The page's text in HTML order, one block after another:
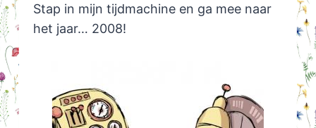
Stap in mijn tijdmachine en ga mee naar
het jaar… 2008!